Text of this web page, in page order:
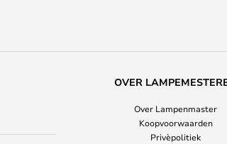
OVER
Over Lampenmaster
Koopvoorwaarden
Privèpolitiek